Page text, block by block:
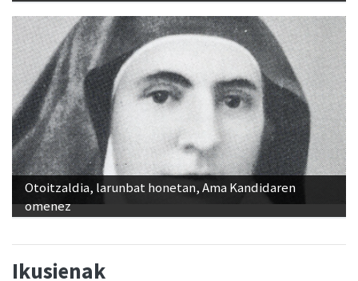
Otoitzaldia, larunbat honetan, Ama Kandidaren
omenez
Ikusienak